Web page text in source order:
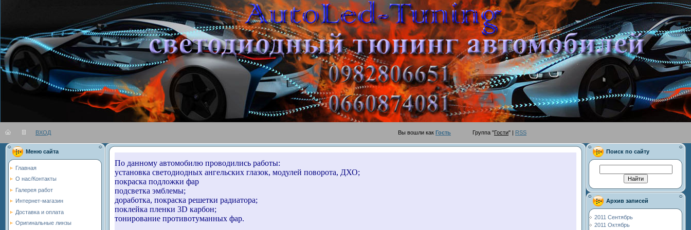
ВХОД Вы вошли как Гость Группа "Гости" | RSS
Меню сайта
Главная
О нас/Контакты
Галерея работ
Интернет-магазин
Доставка и оплата
Оригинальные линзы
По данному автомобилю проводились работы:
установка светодиодных ангельских глазок, модулей поворота, ДХО;
покраска подложки фар
подсветка эмблемы;
доработка, покраска решетки радиатора;
поклейка пленки 3D карбон;
тонирование противотуманных фар.
Поиск по сайту
Архив записей
2011 Сентябрь
2011 Октябрь